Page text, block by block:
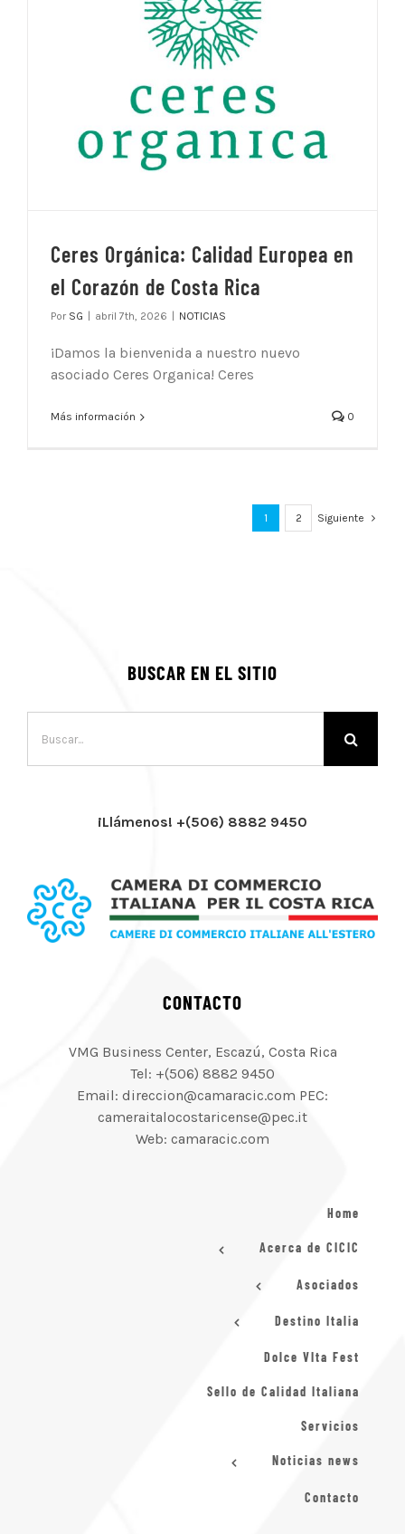
Ceres Orgánica: Calidad Europea en
el Corazón de Costa Rica
Por SG abril 7th, 2026 NOTICIAS
¡Damos la bienvenida a nuestro nuevo
asociado Ceres Organica! Ceres
Más información 0
1 2 Siguiente
BUSCAR EN EL SITIO
¡Llámenos! +(506) 8882 9450
CONTACTO
VMG Business Center, Escazú, Costa Rica
Tel: +(506) 8882 9450
Email: direccion@camaracic.com PEC:
cameraitalocostaricense@pec.it
Web: camaracic.com
Home
Acerca de CICIC
Asociados
Destino Italia
Dolce VIta Fest
Sello de Calidad Italiana
Servicios
Noticias news
Contacto